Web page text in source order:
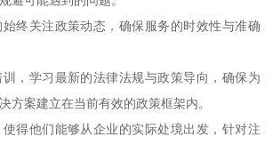
终关注政策动态，确保服务的时效性与准确
，学习最新的法律法规与政策导向，确保为
方案建立在当前有效的政策框架内。
得他们能够从企业的实际处境出发，针对注